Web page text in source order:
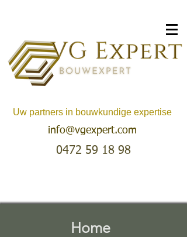
Uw partners in bouwkundige expertise
info@vgexpert.com
0472 59 18 98
Home